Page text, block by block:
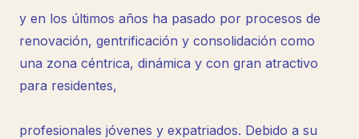
y en los últimos años ha pasado por procesos de
renovación, gentrificación y consolidación como
una zona céntrica, dinámica y con gran atractivo
para residentes,
profesionales jóvenes y expatriados. Debido a su